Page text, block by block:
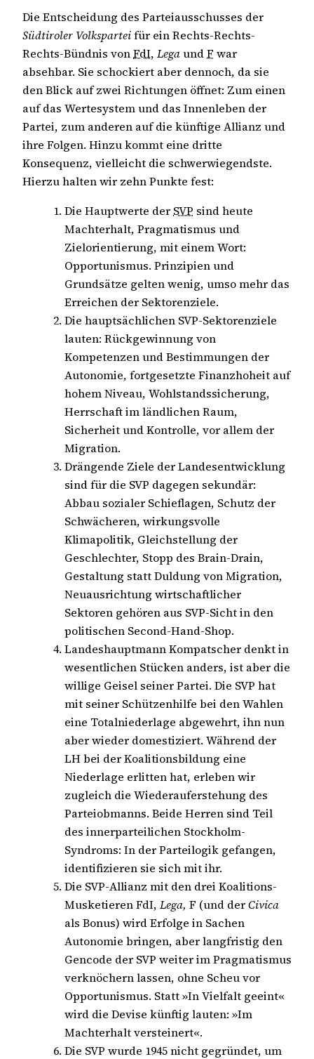
Die Entscheidung des Parteiausschusses der
Südtiroler Volksparteifür ein Rechts-Rechts-
Rechts-Bündnis vonFdI, LegaundF war
absehbar. Sie schockiert aber dennoch, da sie
den Blick auf zwei Richtungen öffnet: Zum einen
auf das Wertesystem und das Innenleben der
Partei, zum anderen auf die künftige Allianz und
ihre Folgen. Hinzu kommt eine dritte
Konsequenz, vielleicht die schwerwiegendste.
Hierzu halten wir zehn Punkte fest:
Die Hauptwerte der SVP sind heute
Machterhalt, Pragmatismus und
Zielorientierung, mit einem Wort:
Opportunismus. Prinzipien und
Grundsätze gelten wenig, umso mehr das
Erreichen der Sektorenziele.
Die hauptsächlichen SVP-Sektorenziele
lauten: Rückgewinnung von
Kompetenzen und Bestimmungen der
Autonomie, fortgesetzte Finanzhoheit auf
hohem Niveau, Wohlstandssicherung,
Herrschaft im ländlichen Raum,
Sicherheit und Kontrolle, vor allem der
Migration.
Drängende Ziele der Landesentwicklung
sind für die SVP dagegen sekundär:
Abbau sozialer Schieflagen, Schutz der
Schwächeren, wirkungsvolle
Klimapolitik, Gleichstellung der
Geschlechter, Stopp des Brain-Drain,
Gestaltung statt Duldung von Migration,
Neuausrichtung wirtschaftlicher
Sektoren gehören aus SVP-Sicht in den
politischen Second-Hand-Shop.
Landeshauptmann Kompatscher denkt in
wesentlichen Stücken anders, ist aber die
willige Geisel seiner Partei. Die SVP hat
mit seiner Schützenhilfe bei den Wahlen
eine Totalniederlage abgewehrt, ihn nun
aber wieder domestiziert. Während der
LH bei der Koalitionsbildung eine
Niederlage erlitten hat, erleben wir
zugleich die Wiederauferstehung des
Parteiobmanns. Beide Herren sind Teil
des innerparteilichen Stockholm-
Syndroms: In der Parteilogik gefangen,
identifizieren sie sich mit ihr.
Die SVP-Allianz mit den drei Koalitions-
Musketieren FdI, Lega, F (und derCivica
als Bonus) wird Erfolge in Sachen
Autonomie bringen, aber langfristig den
Gencode der SVP weiter im Pragmatismus
verknöchern lassen, ohne Scheu vor
Opportunismus. Statt »In Vielfalt geeint«
wird die Devise künftig lauten: »Im
Machterhalt versteinert«.
Die SVP wurde 1945 nicht gegründet, um